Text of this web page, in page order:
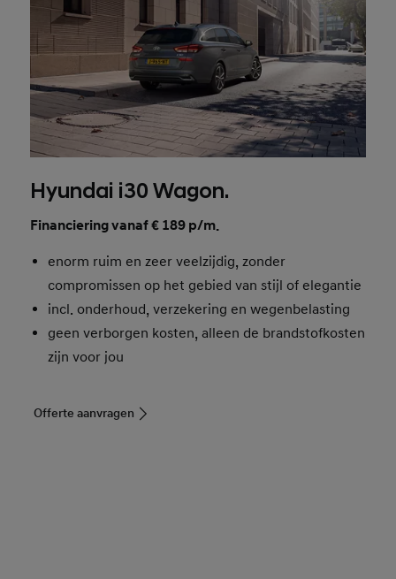
Hyundai i30 Wagon.
Financiering vanaf € 189 p/m.
enorm ruim en zeer veelzijdig, zonder
compromissen op het gebied van stijl of elegantie
incl. onderhoud, verzekering en wegenbelasting
geen verborgen kosten, alleen de brandstofkosten
zijn voor jou
Offerte aanvragen